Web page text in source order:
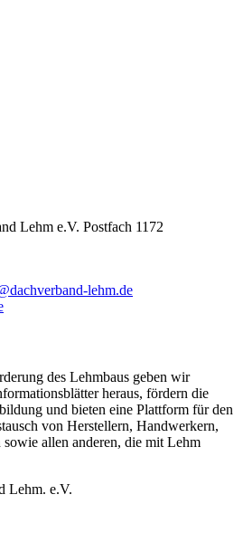
Lehm e.V. Postfach 1172
lehm.de
des Lehmbaus geben wir
heraus, fördern die
und bieten eine Plattform für den
von Herstellern, Handwerkern,
allen anderen, die mit Lehm
Lehm. e.V.